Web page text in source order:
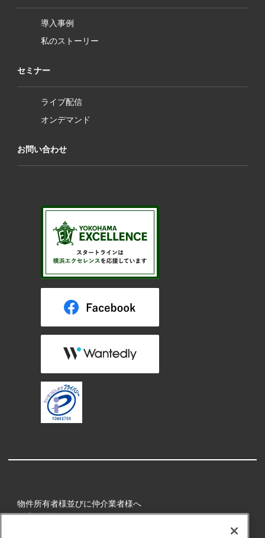
導入事例
私のストーリー
セミナー
ライブ配信
オンデマンド
お問い合わせ
物件所有者様並びに仲介業者様へ
健康経営